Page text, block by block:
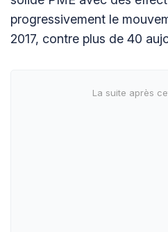
progressivement le
2017, contre plus de 40